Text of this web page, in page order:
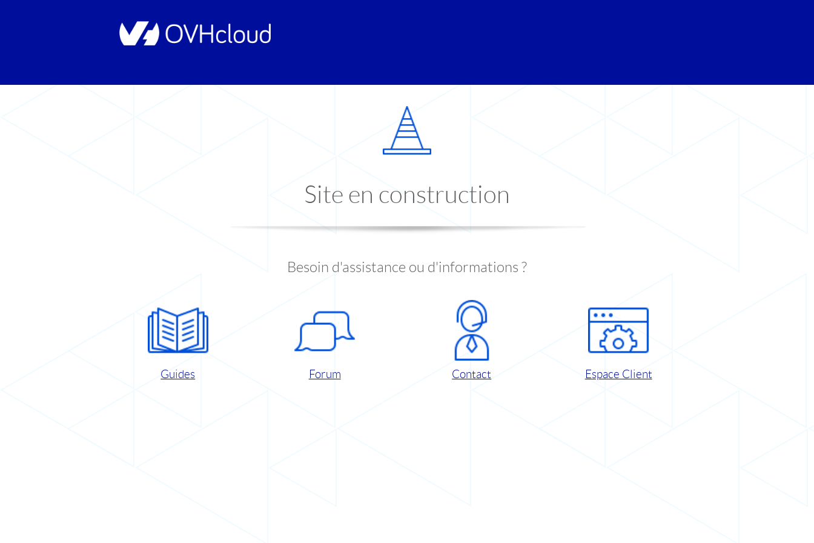
Site en construction
Besoin d'assistance ou d'informations ?
Guides Forum Contact Espace Client